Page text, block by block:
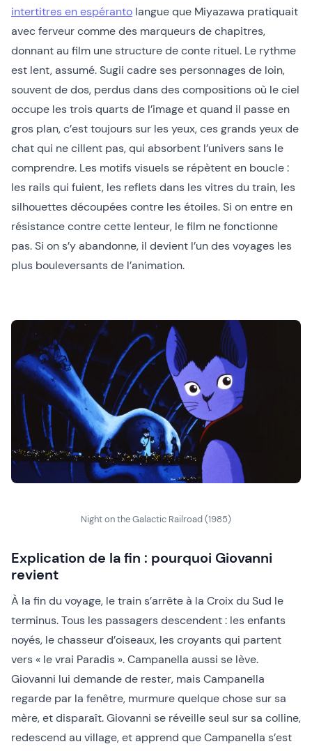
intertitres en espéranto langue que Miyazawa pratiquait
avec ferveur comme des marqueurs de chapitres,
donnant au film une structure de conte rituel. Le rythme
est lent, assumé. Sugii cadre ses personnages de loin,
souvent de dos, perdus dans des compositions où le ciel
occupe les trois quarts de l’image et quand il passe en
gros plan, c’est toujours sur les yeux, ces grands yeux de
chat qui ne cillent pas, qui absorbent l’univers sans le
comprendre. Les motifs visuels se répètent en boucle :
les rails qui fuient, les reflets dans les vitres du train, les
silhouettes découpées contre les étoiles. Si on entre en
résistance contre cette lenteur, le film ne fonctionne
pas. Si on s’y abandonne, il devient l’un des voyages les
plus bouleversants de l’animation.
Night on the Galactic Railroad (1985)
Explication de la fin : pourquoi Giovanni
revient
À la fin du voyage, le train s’arrête à la Croix du Sud le
terminus. Tous les passagers descendent : les enfants
noyés, le chasseur d’oiseaux, les croyants qui partent
vers « le vrai Paradis ». Campanella aussi se lève.
Giovanni lui demande de rester, mais Campanella
regarde par la fenêtre, murmure quelque chose sur sa
mère, et disparaît. Giovanni se réveille seul sur sa colline,
redescend au village, et apprend que Campanella s’est